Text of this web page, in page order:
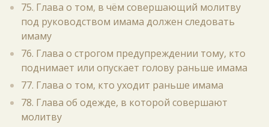
75. Глава о том, в чём совершающий молитву
под руководством имама должен следовать
имаму
76. Глава о строгом предупреждении тому, кто
поднимает или опускает голову раньше имама
77. Глава о том, кто уходит раньше имама
78. Глава об одежде, в которой совершают
молитву